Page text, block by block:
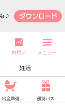
妊活
内祝い メニュー
出産準備 優待パス